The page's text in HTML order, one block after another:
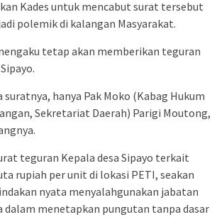
Kades untuk mencabut surat tersebut
polemik di kalangan Masyarakat.
tetap akan memberikan teguran
suratnya, hanya Pak Moko (Kabag Hukum
Sekretariat Daerah) Parigi Moutong,
teguran Kepala desa Sipayo terkait
rupiah per unit di lokasi PETI, seakan
nyata menyalahgunakan jabatan
dalam menetapkan pungutan tanpa dasar